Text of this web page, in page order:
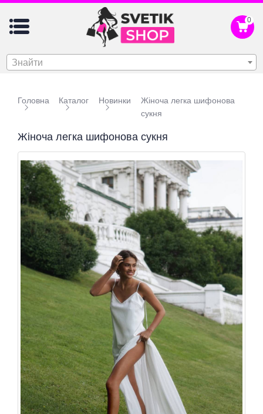
0
Знайти
Головна Каталог Новинки
Жіноча легка шифонова
сукня
Жіноча легка шифонова сукня